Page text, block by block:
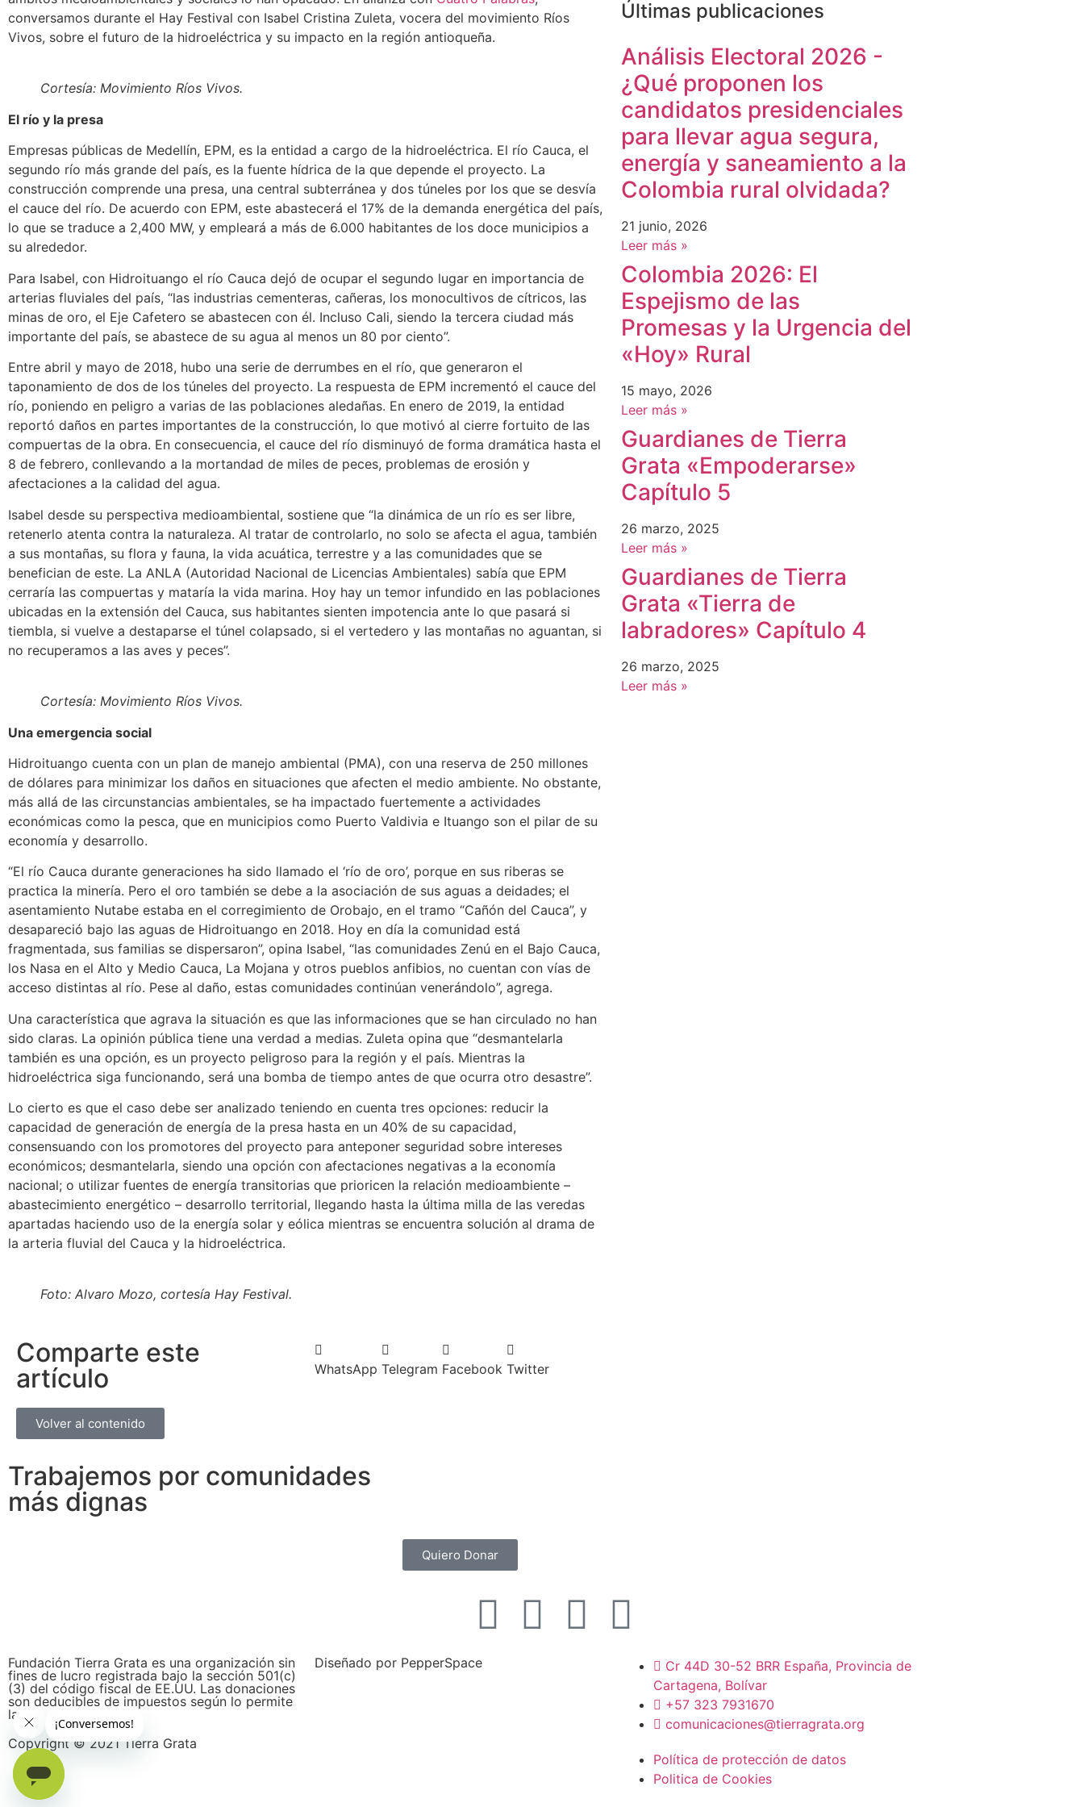
conversamos durante el Hay Festival con Isabel Cristina Zuleta, vocera del movimiento Ríos
Vivos, sobre el futuro de la hidroeléctrica y su impacto en la región antioqueña.
Cortesía: Movimiento Ríos Vivos.
El río y la presa
Empresas públicas de Medellín, EPM, es la entidad a cargo de la hidroeléctrica. El río Cauca, el
segundo río más grande del país, es la fuente hídrica de la que depende el proyecto. La
construcción comprende una presa, una central subterránea y dos túneles por los que se desvía
el cauce del río. De acuerdo con EPM, este abastecerá el 17% de la demanda energética del país,
lo que se traduce a 2,400 MW, y empleará a más de 6.000 habitantes de los doce municipios a
su alrededor.
Para Isabel, con Hidroituango el río Cauca dejó de ocupar el segundo lugar en importancia de
arterias fluviales del país, “las industrias cementeras, cañeras, los monocultivos de cítricos, las
minas de oro, el Eje Cafetero se abastecen con él. Incluso Cali, siendo la tercera ciudad más
importante del país, se abastece de su agua al menos un 80 por ciento”.
Entre abril y mayo de 2018, hubo una serie de derrumbes en el río, que generaron el
taponamiento de dos de los túneles del proyecto. La respuesta de EPM incrementó el cauce del
río, poniendo en peligro a varias de las poblaciones aledañas. En enero de 2019, la entidad
reportó daños en partes importantes de la construcción, lo que motivó al cierre fortuito de las
compuertas de la obra. En consecuencia, el cauce del río disminuyó de forma dramática hasta el
8 de febrero, conllevando a la mortandad de miles de peces, problemas de erosión y
afectaciones a la calidad del agua.
Isabel desde su perspectiva medioambiental, sostiene que “la dinámica de un río es ser libre,
retenerlo atenta contra la naturaleza. Al tratar de controlarlo, no solo se afecta el agua, también
a sus montañas, su flora y fauna, la vida acuática, terrestre y a las comunidades que se
benefician de este. La ANLA (Autoridad Nacional de Licencias Ambientales) sabía que EPM
cerraría las compuertas y mataría la vida marina. Hoy hay un temor infundido en las poblaciones
ubicadas en la extensión del Cauca, sus habitantes sienten impotencia ante lo que pasará si
tiembla, si vuelve a destaparse el túnel colapsado, si el vertedero y las montañas no aguantan, si
no recuperamos a las aves y peces”.
Cortesía: Movimiento Ríos Vivos.
Una emergencia social
Hidroituango cuenta con un plan de manejo ambiental (PMA), con una reserva de 250 millones
de dólares para minimizar los daños en situaciones que afecten el medio ambiente. No obstante,
más allá de las circunstancias ambientales, se ha impactado fuertemente a actividades
económicas como la pesca, que en municipios como Puerto Valdivia e Ituango son el pilar de su
economía y desarrollo.
“El río Cauca durante generaciones ha sido llamado el ‘río de oro’, porque en sus riberas se
practica la minería. Pero el oro también se debe a la asociación de sus aguas a deidades; el
asentamiento Nutabe estaba en el corregimiento de Orobajo, en el tramo “Cañón del Cauca”, y
desapareció bajo las aguas de Hidroituango en 2018. Hoy en día la comunidad está
fragmentada, sus familias se dispersaron”, opina Isabel, “las comunidades Zenú en el Bajo Cauca,
los Nasa en el Alto y Medio Cauca, La Mojana y otros pueblos anfibios, no cuentan con vías de
acceso distintas al río. Pese al daño, estas comunidades continúan venerándolo”, agrega.
Una característica que agrava la situación es que las informaciones que se han circulado no han
sido claras. La opinión pública tiene una verdad a medias. Zuleta opina que “desmantelarla
también es una opción, es un proyecto peligroso para la región y el país. Mientras la
hidroeléctrica siga funcionando, será una bomba de tiempo antes de que ocurra otro desastre”.
Lo cierto es que el caso debe ser analizado teniendo en cuenta tres opciones: reducir la
capacidad de generación de energía de la presa hasta en un 40% de su capacidad,
consensuando con los promotores del proyecto para anteponer seguridad sobre intereses
económicos; desmantelarla, siendo una opción con afectaciones negativas a la economía
nacional; o utilizar fuentes de energía transitorias que prioricen la relación medioambiente –
abastecimiento energético – desarrollo territorial, llegando hasta la última milla de las veredas
apartadas haciendo uso de la energía solar y eólica mientras se encuentra solución al drama de
la arteria fluvial del Cauca y la hidroeléctrica.
Foto: Alvaro Mozo, cortesía Hay Festival.
Comparte este
artículo
WhatsApp Telegram Facebook Twitter
Volver al contenido
Últimas publicaciones
Análisis Electoral 2026 -
¿Qué proponen los
candidatos presidenciales
para llevar agua segura,
energía y saneamiento a la
Colombia rural olvidada?
21 junio, 2026
Leer más »
Colombia 2026: El
Espejismo de las
Promesas y la Urgencia del
«Hoy» Rural
15 mayo, 2026
Leer más »
Guardianes de Tierra
Grata «Empoderarse»
Capítulo 5
26 marzo, 2025
Leer más »
Guardianes de Tierra
Grata «Tierra de
labradores» Capítulo 4
26 marzo, 2025
Leer más »
Trabajemos por comunidades
más dignas
Quiero Donar
Fundación Tierra Grata es una organización sin
fines de lucro registrada bajo la sección 501(c)
(3) del código fiscal de EE.UU. Las donaciones
son deducibles de impuestos según lo permite
la ley.
Copyright © 2021 Tierra Grata
Diseñado por PepperSpace
Cr 44D 30-52 BRR España, Provincia de
Cartagena, Bolívar
+57 323 7931670
comunicaciones@tierragrata.org
Política de protección de datos
Politica de Cookies